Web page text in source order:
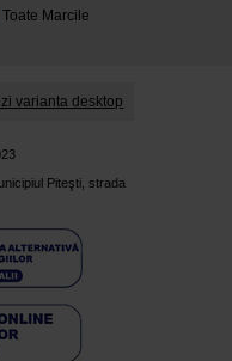
Toate Marcile
varianta desktop
Piteşti, strada